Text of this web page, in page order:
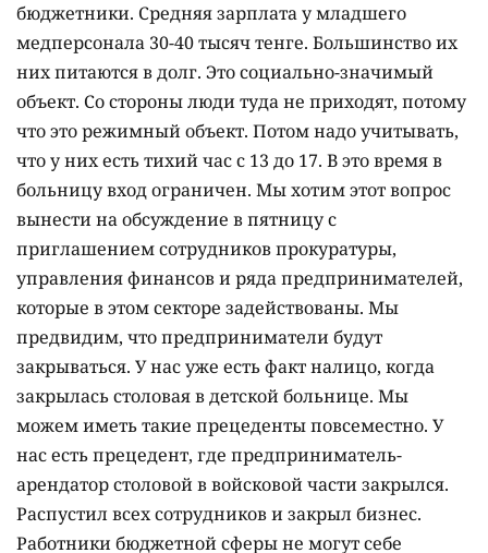
бюджетники. Средняя зарплата у младшего
медперсонала 30-40 тысяч тенге. Большинство их
них питаются в долг. Это социально-значимый
объект. Со стороны люди туда не приходят, потому
что это режимный объект. Потом надо учитывать,
что у них есть тихий час с 13 до 17. В это время в
больницу вход ограничен. Мы хотим этот вопрос
вынести на обсуждение в пятницу с
приглашением сотрудников прокуратуры,
управления финансов и ряда предпринимателей,
которые в этом секторе задействованы. Мы
предвидим, что предприниматели будут
закрываться. У нас уже есть факт налицо, когда
закрылась столовая в детской больнице. Мы
можем иметь такие прецеденты повсеместно. У
нас есть прецедент, где предприниматель-
арендатор столовой в войсковой части закрылся.
Распустил всех сотрудников и закрыл бизнес.
Работники бюджетной сферы не могут себе